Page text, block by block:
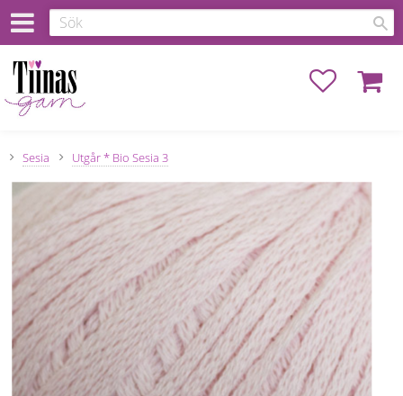
Favoriter
Sesia Utgår * Bio Sesia 3